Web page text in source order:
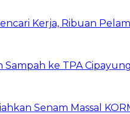
Kerja, Ribuan
ke TPA
Senam Massal